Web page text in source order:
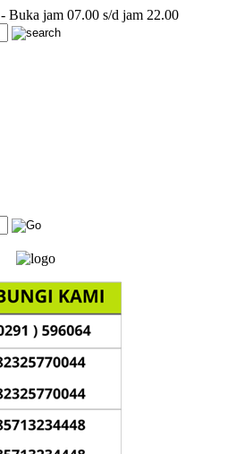
- Buka jam 07.00 s/d jam 22.00